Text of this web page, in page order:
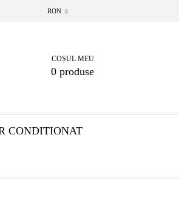
RON
COȘUL MEU
0 produse
CONDITIONAT